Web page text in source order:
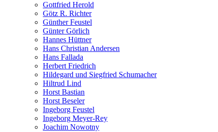
Gottfried Herold
Götz R. Richter
Günther Feustel
Günter Görlich
Hannes Hüttner
Hans Christian Andersen
Hans Fallada
Herbert Friedrich
Hildegard und Siegfried Schumacher
Hiltrud Lind
Horst Bastian
Horst Beseler
Ingeborg Feustel
Ingeborg Meyer-Rey
Joachim Nowotny